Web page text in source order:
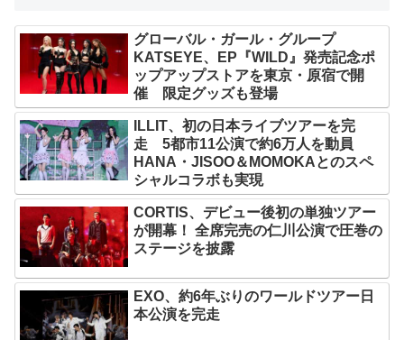
グローバル・ガール・グループ
KATSEYE、EP『WILD』発売記念ポ
ップアップストアを東京・原宿で開
催 限定グッズも登場
ILLIT、初の日本ライブツアーを完
走 5都市11公演で約6万人を動員
HANA・JISOO＆MOMOKAとのスペ
シャルコラボも実現
CORTIS、デビュー後初の単独ツアー
が開幕！ 全席完売の仁川公演で圧巻の
ステージを披露
EXO、約6年ぶりのワールドツアー日
本公演を完走